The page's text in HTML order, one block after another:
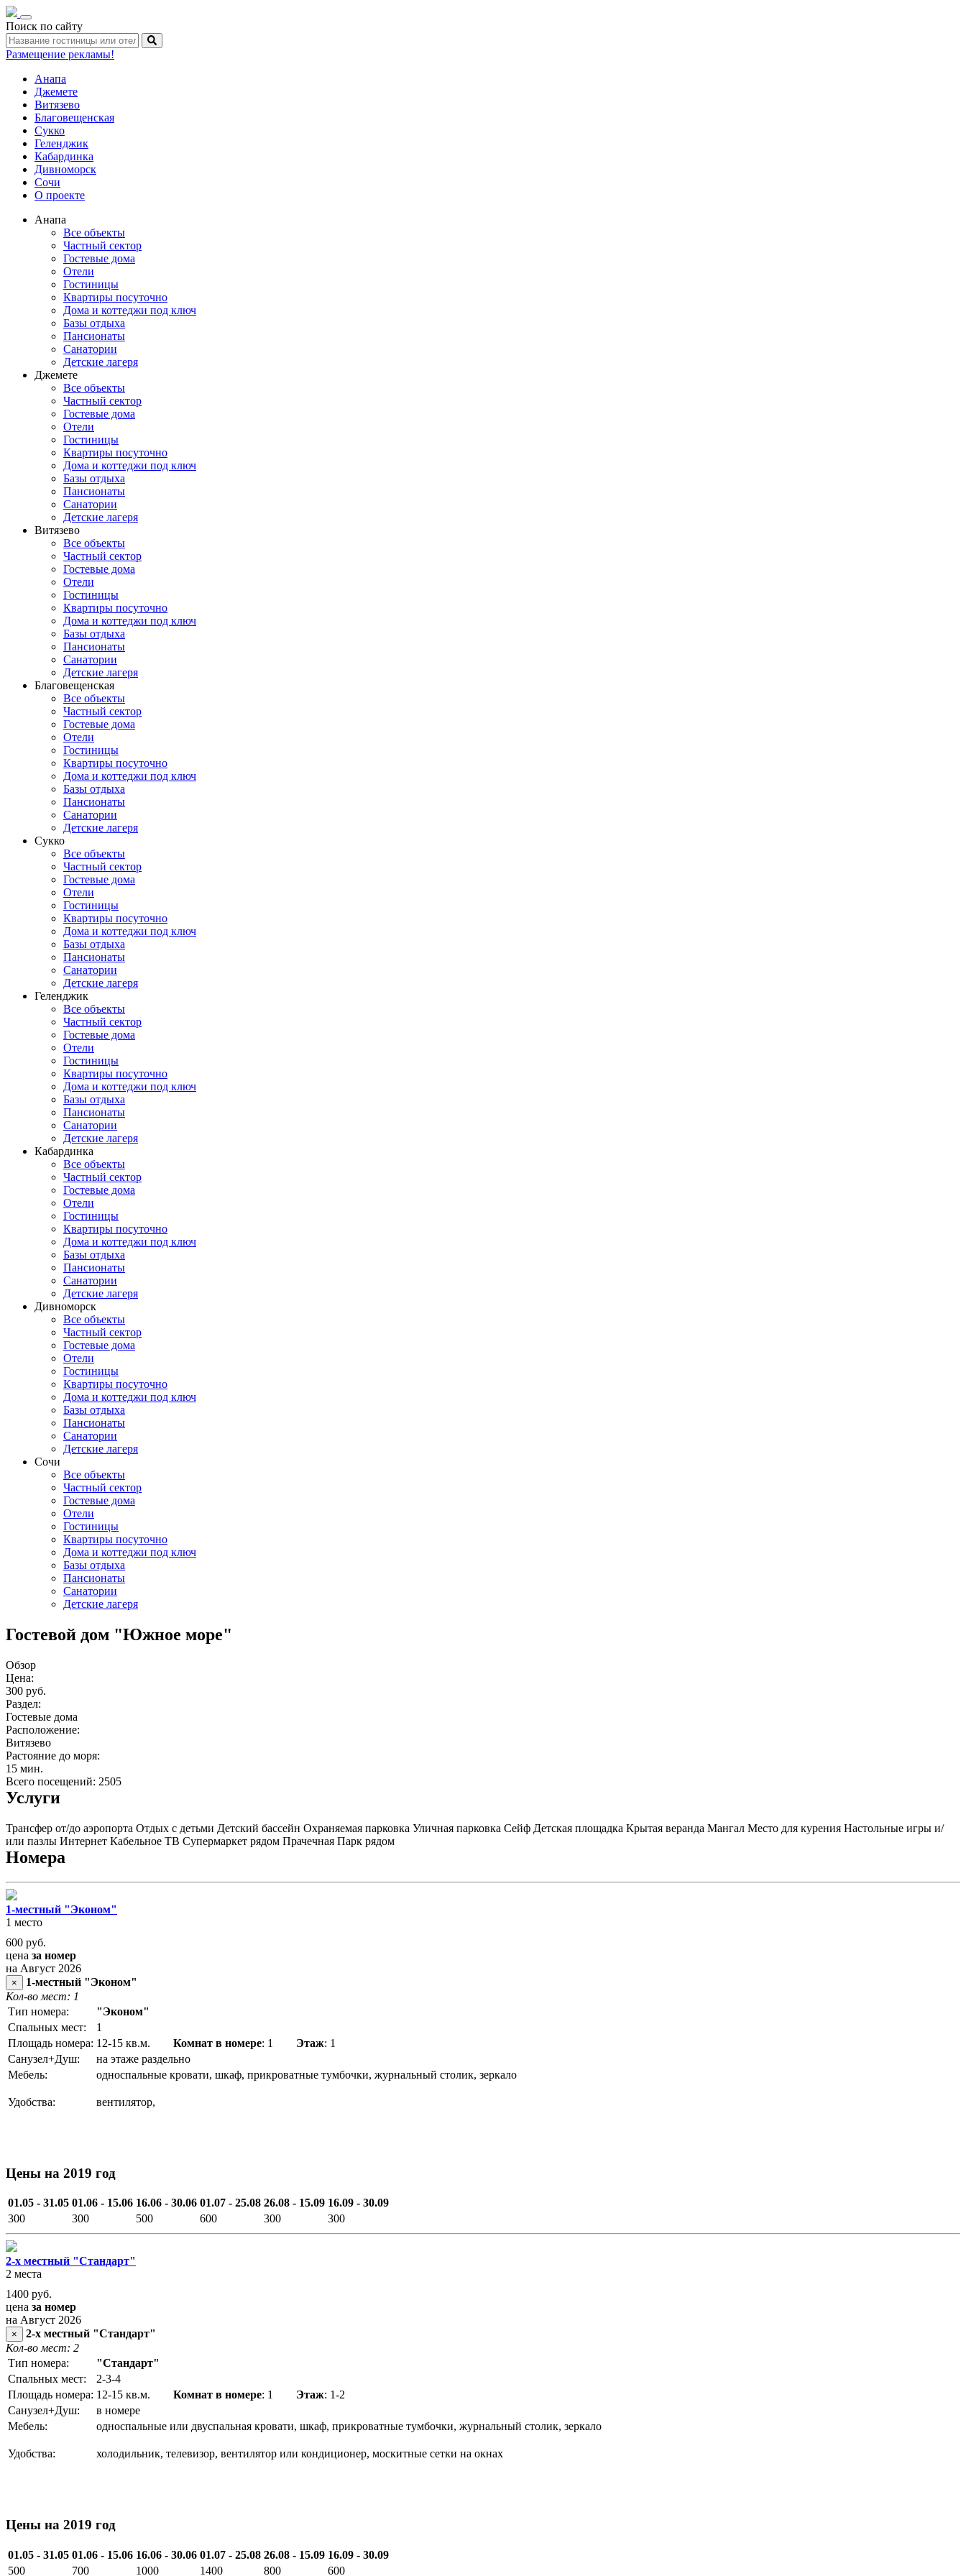
Toggle
navigation
Поиск по сайту
Размещение рекламы!
Анапа
Джемете
Витязево
Благовещенская
Сукко
Геленджик
Кабардинка
Дивноморск
Сочи
О проекте
Анапа
Все объекты
Частный сектор
Гостевые дома
Отели
Гостиницы
Квартиры посуточно
Дома и коттеджи под ключ
Базы отдыха
Пансионаты
Санатории
Детские лагеря
Джемете
Все объекты
Частный сектор
Гостевые дома
Отели
Гостиницы
Квартиры посуточно
Дома и коттеджи под ключ
Базы отдыха
Пансионаты
Санатории
Детские лагеря
Витязево
Все объекты
Частный сектор
Гостевые дома
Отели
Гостиницы
Квартиры посуточно
Дома и коттеджи под ключ
Базы отдыха
Пансионаты
Санатории
Детские лагеря
Благовещенская
Все объекты
Частный сектор
Гостевые дома
Отели
Гостиницы
Квартиры посуточно
Дома и коттеджи под ключ
Базы отдыха
Пансионаты
Санатории
Детские лагеря
Сукко
Все объекты
Частный сектор
Гостевые дома
Отели
Гостиницы
Квартиры посуточно
Дома и коттеджи под ключ
Базы отдыха
Пансионаты
Санатории
Детские лагеря
Геленджик
Все объекты
Частный сектор
Гостевые дома
Отели
Гостиницы
Квартиры посуточно
Дома и коттеджи под ключ
Базы отдыха
Пансионаты
Санатории
Детские лагеря
Кабардинка
Все объекты
Частный сектор
Гостевые дома
Отели
Гостиницы
Квартиры посуточно
Дома и коттеджи под ключ
Базы отдыха
Пансионаты
Санатории
Детские лагеря
Дивноморск
Все объекты
Частный сектор
Гостевые дома
Отели
Гостиницы
Квартиры посуточно
Дома и коттеджи под ключ
Базы отдыха
Пансионаты
Санатории
Детские лагеря
Сочи
Все объекты
Частный сектор
Гостевые дома
Отели
Гостиницы
Квартиры посуточно
Дома и коттеджи под ключ
Базы отдыха
Пансионаты
Санатории
Детские лагеря
Гостевой дом "Южное море"
Обзор
Цена:
300 руб.
Раздел:
Гостевые дома
Расположение:
Витязево
Растояние до моря:
15 мин.
Всего посещений: 2505
Услуги
Трансфер от/до аэропорта Отдых с детьми Детский бассейн Охраняемая парковка Уличная парковка Сейф Детская площадка Крытая веранда Мангал Место для курения Настольные игры и/
или пазлы Интернет Кабельное ТВ Супермаркет рядом Прачечная Парк рядом
Номера
1-местный "Эконом"
1 место
600 руб.
цена за номер
на Август 2026
×
1-местный "Эконом"
Кол-во мест: 1
Тип номера:
"Эконом"
Спальных мест:
1
Площадь номера: 12-15 кв.м. Комнат в номере: 1 Этаж: 1
Санузел+Душ:
на этаже раздельно
Мебель:
односпальные кровати, шкаф, прикроватные тумбочки, журнальный столик, зеркало
Удобства: вентилятор,
Цены на 2019 год
01.05 - 31.05 01.06 - 15.06 16.06 - 30.06 01.07 - 25.08 26.08 - 15.09 16.09 - 30.09
300
300 500 600 300 300
2-х местный "Стандарт"
2 места
1400 руб.
цена за номер
на Август 2026
×
2-х местный "Стандарт"
Кол-во мест: 2
Тип номера:
"Стандарт"
Спальных мест:
2-3-4
Площадь номера: 12-15 кв.м. Комнат в номере: 1 Этаж: 1-2
Санузел+Душ:
в номере
Мебель:
односпальные или двуспальная кровати, шкаф, прикроватные тумбочки, журнальный столик, зеркало
Удобства: холодильник, телевизор, вентилятор или кондиционер, москитные сетки на окнах
Цены на 2019 год
01.05 - 31.05 01.06 - 15.06 16.06 - 30.06 01.07 - 25.08 26.08 - 15.09 16.09 - 30.09
500
700 1000 1400 800 600